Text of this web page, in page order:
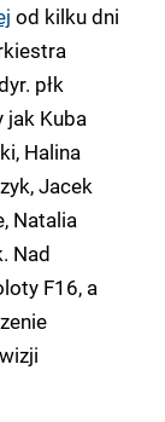
od kilku dni
płk
jak Kuba
Halina
Jacek
Natalia
Nad
F16, a